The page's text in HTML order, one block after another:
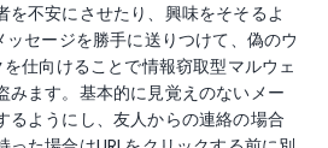
を不安にさせたり、興味をそそるよ
ッセージを勝手に送りつけて、偽のウ
仕向けることで情報窃取型マルウェ
みます。基本的に見覚えのないメー
るようにし、友人からの連絡の場合